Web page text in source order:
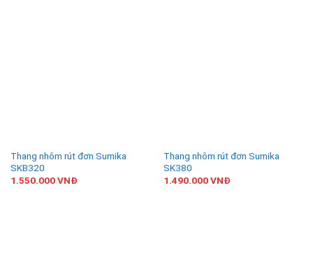
Thang nhôm rút đơn Sumika
SKB320
1.550.000VNĐ
Thang nhôm rút đơn Sumika
SK380
1.490.000VNĐ